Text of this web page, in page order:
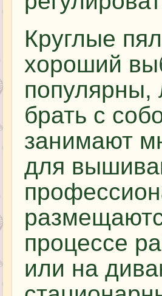
Круглые
хороший
популярны,
брать с
занимают
для
процессе
или на